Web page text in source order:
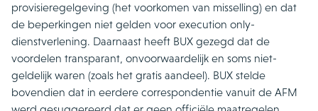
provisieregelgeving (het voorkomen van misselling) en dat
de beperkingen niet gelden voor execution only-
dienstverlening. Daarnaast heeft BUX gezegd dat de
voordelen transparant, onvoorwaardelijk en soms niet-
geldelijk waren (zoals het gratis aandeel). BUX stelde
bovendien dat in eerdere correspondentie vanuit de AFM